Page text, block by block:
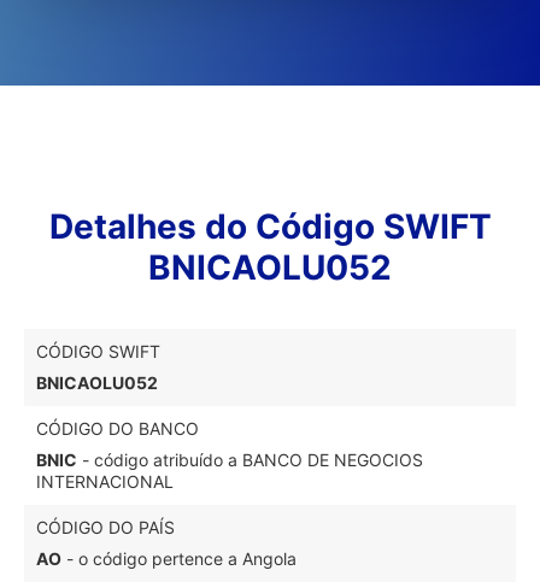
Detalhes do Código SWIFT
BNICAOLU052
CÓDIGO SWIFT
BNICAOLU052
CÓDIGO DO BANCO
BNIC - código atribuído a BANCO DE NEGOCIOS
INTERNACIONAL
CÓDIGO DO PAÍS
AO - o código pertence a Angola